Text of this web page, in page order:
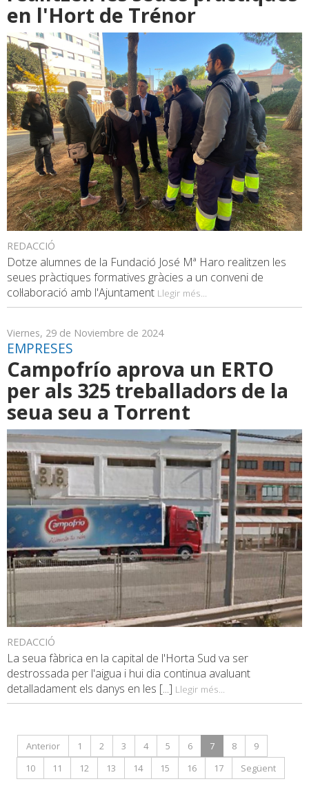
en l'Hort de Trénor
REDACCIÓ
Dotze alumnes de la Fundació José Mª Haro realitzen les
seues pràctiques formatives gràcies a un conveni de
col·laboració amb l'Ajuntament Llegir més...
Viernes, 29 de Noviembre de 2024
EMPRESES
Campofrío aprova un ERTO
per als 325 treballadors de la
seua seu a Torrent
REDACCIÓ
La seua fàbrica en la capital de l'Horta Sud va ser
destrossada per l'aigua i hui dia continua avaluant
detalladament els danys en les [...] Llegir més...
Anterior 1 2 3 4 5 6 7 8
9
10
11 12 13 14 15 16 17 Següent